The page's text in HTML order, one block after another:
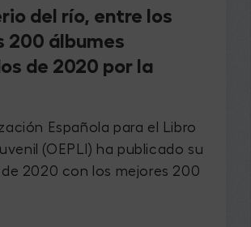
del río, entre los
200 álbumes
de 2020 por la
Española para el Libro
(OEPLI) ha publicado su
2020 con los mejores 200